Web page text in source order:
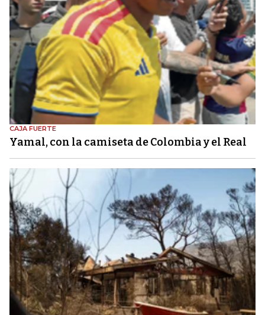
CAJA FUERTE
Yamal, con la camiseta de Colombia y el Real